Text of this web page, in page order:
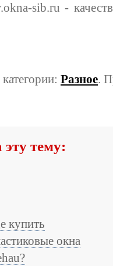
sib.ru -
Разное.
тему:
купить
окна